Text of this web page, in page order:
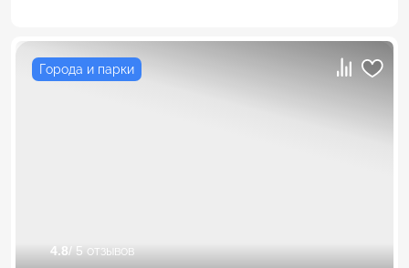
Города и парки
4.8/ 5 отзывов